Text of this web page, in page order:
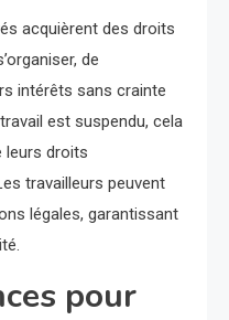
acquièrent des droits
de
intérêts sans crainte
est suspendu, cela
leurs droits
travailleurs peuvent
légales, garantissant
pour